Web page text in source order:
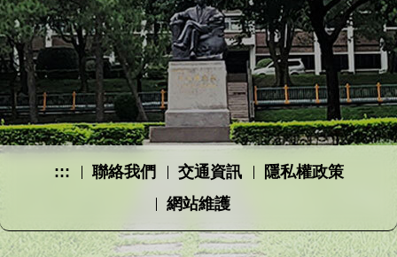
::: 聯絡我們 交通資訊
隱私權政策
網站維護